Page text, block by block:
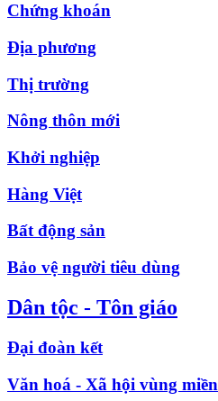
Chứng khoán
Địa phương
Thị trường
Nông thôn mới
Khởi nghiệp
Hàng Việt
Bất động sản
Bảo vệ người tiêu dùng
Dân tộc - Tôn giáo
Đại đoàn kết
Văn hoá - Xã hội vùng miền